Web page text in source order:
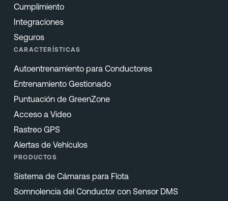
Cumplimiento
Integraciones
Seguros
CARACTERÍSTICAS
Autoentrenamiento para Conductores
Entrenamiento Gestionado
Puntuación de GreenZone
Acceso a Video
Rastreo GPS
Alertas de Vehículos
PRODUCTOS
Sistema de Cámaras para Flota
Somnolencia del Conductor con Sensor DMS